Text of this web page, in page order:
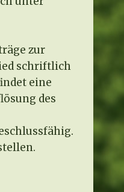
zur
schriftlich
eine
des